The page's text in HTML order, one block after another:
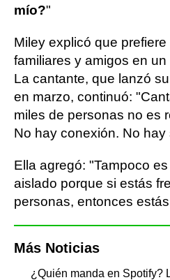
mío?"
Miley explicó que
familiares y amigos en
La cantante, que lanzó
en marzo, continuó:
miles de personas no es
No hay conexión. No hay
Ella agregó: "Tampoco
aislado porque si estás
personas, entonces
Más Noticias
¿Quién manda en Spotify?